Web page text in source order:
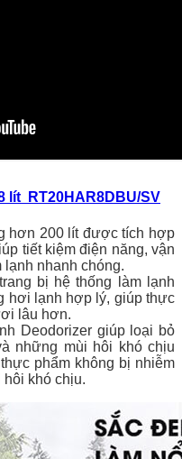
lít RT20HAR8DBU/SV
hơn 200 lít được tích hợp
tiết kiệm điện năng, vận
lạnh nhanh chóng.
bị hệ thống làm lạnh
hơi lạnh hợp lý, giúp thực
lâu hơn.
Deodorizer giúp loại bỏ
những mùi hôi khó chịu
phẩm không bị nhiễm
khó chịu.